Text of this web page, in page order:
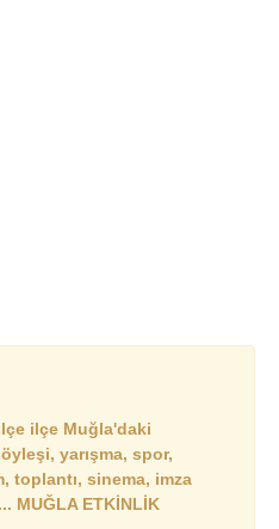
ilçe Muğla'daki
yarışma, spor,
toplantı, sinema, imza
MUĞLA ETKİNLİK